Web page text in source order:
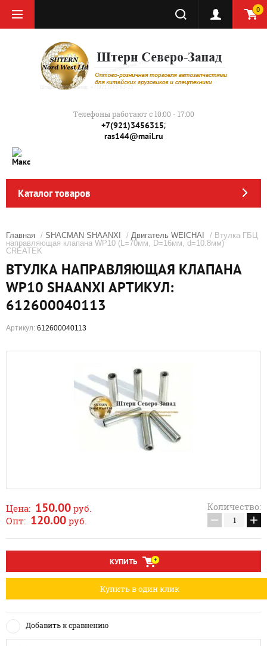
0
Телефоны работают с 10:00 - 17:00
+7(921)3456315;
ras144@mail.ru
Каталог товаров
Главная / SHACMAN SHAANXI / Двигатель WEICHAI
/ Втулка ГБЦ
направляющая клапана WP10 (L=70мм, D=16мм, d=10.8мм)
CREATEK
ВТУЛКА НАПРАВЛЯЮЩАЯ КЛАПАНА
WP10 SHAANXI АРТИКУЛ:
612600040113
Артикул: 612600040113
Цена: 150.00 руб.
Опт: 120.00 руб.
Количество:
− +
КУПИТЬ
Купить в один клик
Добавить к сравнению